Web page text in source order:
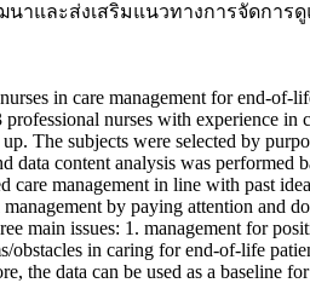
าและส่งเสริมแนวทางการจัดก
in care management for end-
nurses with experience
The subjects were selected by
content analysis was
management in line with past
by paying attention and
issues: 1. management for
in caring for end-of-life
the data can be used as a baseline